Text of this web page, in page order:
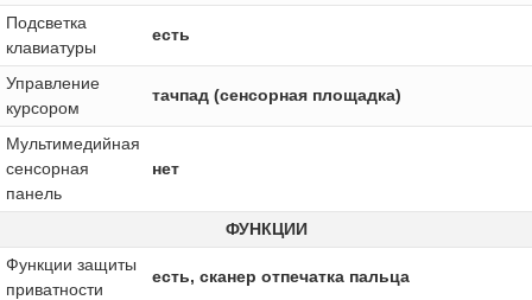
Подсветка
клавиатуры
есть
Управление
курсором
тачпад (сенсорная площадка)
Мультимедийная
сенсорная
панель
нет
ФУНКЦИИ
Функции защиты
приватности
есть, сканер отпечатка пальца